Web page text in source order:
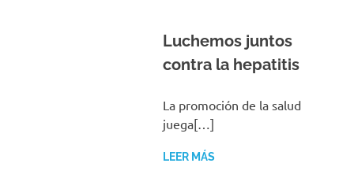
Luchemos juntos
contra la hepatitis
La promoción de la salud
juega[…]
LEER MÁS